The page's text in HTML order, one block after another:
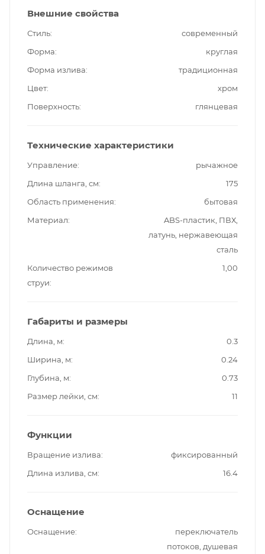
Внешние свойства
Стиль
современный
Форма
круглая
Форма излива
традиционная
Цвет
хром
Поверхность
глянцевая
Технические характеристики
Управление
рычажное
Длина шланга, см
175
Область применения
бытовая
Материал
ABS-пластик, ПВХ,
латунь, нержавеющая
сталь
Количество режимов
струи
1,00
Габариты и размеры
Длина, м
0.3
Ширина, м
0.24
Глубина, м
0.73
Размер лейки, см
11
Функции
Вращение излива
фиксированный
Длина излива, см
16.4
Оснащение
Оснащение
переключатель
потоков, душевая